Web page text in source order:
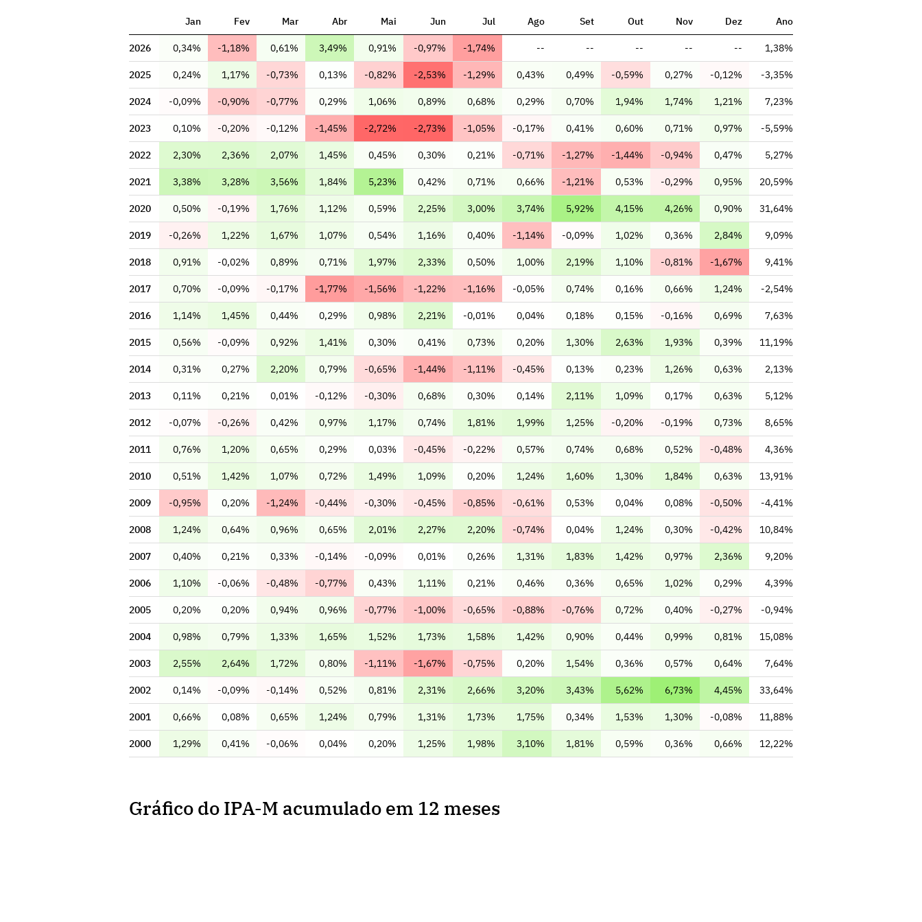
Jan Fev Mar Abr Mai Jun Jul Ago Set Out Nov Dez Ano
2026 0,34% -1,18% 0,61% 3,49% 0,91% -0,97% -1,74% -- -- -- -- -- 1,38%
2025 0,24% 1,17% -0,73% 0,13% -0,82% -2,53% -1,29% 0,43% 0,49% -0,59% 0,27% -0,12% -3,35%
2024 -0,09% -0,90% -0,77% 0,29% 1,06% 0,89% 0,68% 0,29% 0,70% 1,94% 1,74% 1,21% 7,23%
2023 0,10% -0,20% -0,12% -1,45% -2,72% -2,73% -1,05% -0,17% 0,41% 0,60% 0,71% 0,97% -5,59%
2022 2,30% 2,36% 2,07% 1,45% 0,45% 0,30% 0,21% -0,71% -1,27% -1,44% -0,94% 0,47% 5,27%
2021 3,38% 3,28% 3,56% 1,84% 5,23% 0,42% 0,71% 0,66% -1,21% 0,53% -0,29% 0,95% 20,59%
2020 0,50% -0,19% 1,76% 1,12% 0,59% 2,25% 3,00% 3,74% 5,92% 4,15% 4,26% 0,90% 31,64%
2019 -0,26% 1,22% 1,67% 1,07% 0,54% 1,16% 0,40% -1,14% -0,09% 1,02% 0,36% 2,84% 9,09%
2018 0,91% -0,02% 0,89% 0,71% 1,97% 2,33% 0,50% 1,00% 2,19% 1,10% -0,81% -1,67% 9,41%
2017 0,70% -0,09% -0,17% -1,77% -1,56% -1,22% -1,16% -0,05% 0,74% 0,16% 0,66% 1,24% -2,54%
2016 1,14% 1,45% 0,44% 0,29% 0,98% 2,21% -0,01% 0,04% 0,18% 0,15% -0,16% 0,69% 7,63%
2015 0,56% -0,09% 0,92% 1,41% 0,30% 0,41% 0,73% 0,20% 1,30% 2,63% 1,93% 0,39% 11,19%
2014 0,31% 0,27% 2,20% 0,79% -0,65% -1,44% -1,11% -0,45% 0,13% 0,23% 1,26% 0,63% 2,13%
2013 0,11% 0,21% 0,01% -0,12% -0,30% 0,68% 0,30% 0,14% 2,11% 1,09% 0,17% 0,63% 5,12%
2012 -0,07% -0,26% 0,42% 0,97% 1,17% 0,74% 1,81% 1,99% 1,25% -0,20% -0,19% 0,73% 8,65%
2011 0,76% 1,20% 0,65% 0,29% 0,03% -0,45% -0,22% 0,57% 0,74% 0,68% 0,52% -0,48% 4,36%
2010 0,51% 1,42% 1,07% 0,72% 1,49% 1,09% 0,20% 1,24% 1,60% 1,30% 1,84% 0,63% 13,91%
2009 -0,95% 0,20% -1,24% -0,44% -0,30% -0,45% -0,85% -0,61% 0,53% 0,04% 0,08% -0,50% -4,41%
2008 1,24% 0,64% 0,96% 0,65% 2,01% 2,27% 2,20% -0,74% 0,04% 1,24% 0,30% -0,42% 10,84%
2007 0,40% 0,21% 0,33% -0,14% -0,09% 0,01% 0,26% 1,31% 1,83% 1,42% 0,97% 2,36% 9,20%
2006 1,10% -0,06% -0,48% -0,77% 0,43% 1,11% 0,21% 0,46% 0,36% 0,65% 1,02% 0,29% 4,39%
2005 0,20% 0,20% 0,94% 0,96% -0,77% -1,00% -0,65% -0,88% -0,76% 0,72% 0,40% -0,27% -0,94%
2004 0,98% 0,79% 1,33% 1,65% 1,52% 1,73% 1,58% 1,42% 0,90% 0,44% 0,99% 0,81% 15,08%
2003 2,55% 2,64% 1,72% 0,80% -1,11% -1,67% -0,75% 0,20% 1,54% 0,36% 0,57% 0,64% 7,64%
2002 0,14% -0,09% -0,14% 0,52% 0,81% 2,31% 2,66% 3,20% 3,43% 5,62% 6,73% 4,45% 33,64%
2001 0,66% 0,08% 0,65% 1,24% 0,79% 1,31% 1,73% 1,75% 0,34% 1,53% 1,30% -0,08% 11,88%
2000 1,29% 0,41% -0,06% 0,04% 0,20% 1,25% 1,98% 3,10% 1,81% 0,59% 0,36% 0,66% 12,22%
Gráfico do IPA-M acumulado em 12 meses